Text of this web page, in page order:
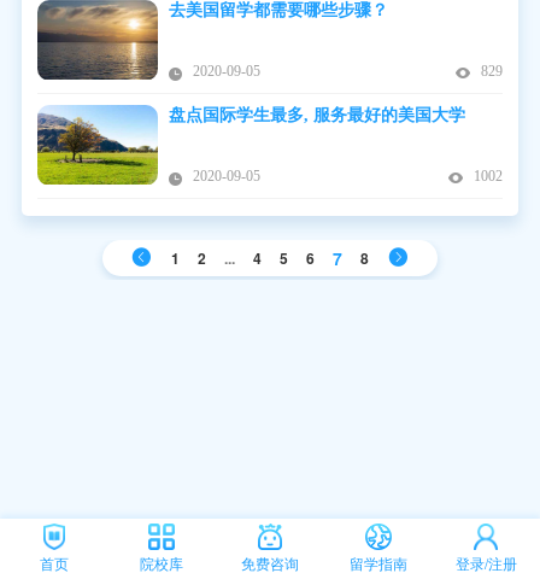
去美国留学都需要哪些步骤？
2020-09-05 829
盘点国际学生最多, 服务最好的美国大学
2020-09-05 1002
1 2 ... 4 5 6 7 8
首页 院校库 免费咨询 留学指南 登录/注册